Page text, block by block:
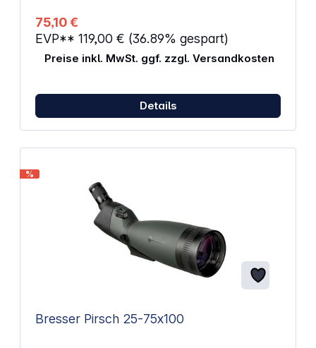
Eigenschaften Zoomspektiv schräger Einblick
Schnellfokussierung für schnelle Scharfstellung
Vergrößerung: 15x-45x Sehfeld auf 1000m: 49- 24m
Abmessungen: 365x80x165 mm Gewicht: 1020 g
Lieferumfang Spektiv Bereitschaftstasche aus
Bedienungsanleitung
75,10 €
EVP** 119,00 € (36.89% gespart)
Preise inkl. MwSt. ggf. zzgl. Versandkosten
Details
%
Bresser Pirsch 25-75x100